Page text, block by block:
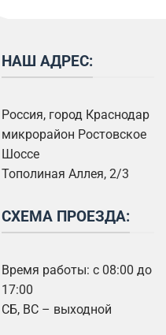
НАШ АДРЕС:
Россия, город Краснодар
микрорайон Ростовское
Шоссе
Тополиная Аллея, 2/3
СХЕМА ПРОЕЗДА:
Время работы: с 08:00 до
17:00
СБ, ВС – выходной